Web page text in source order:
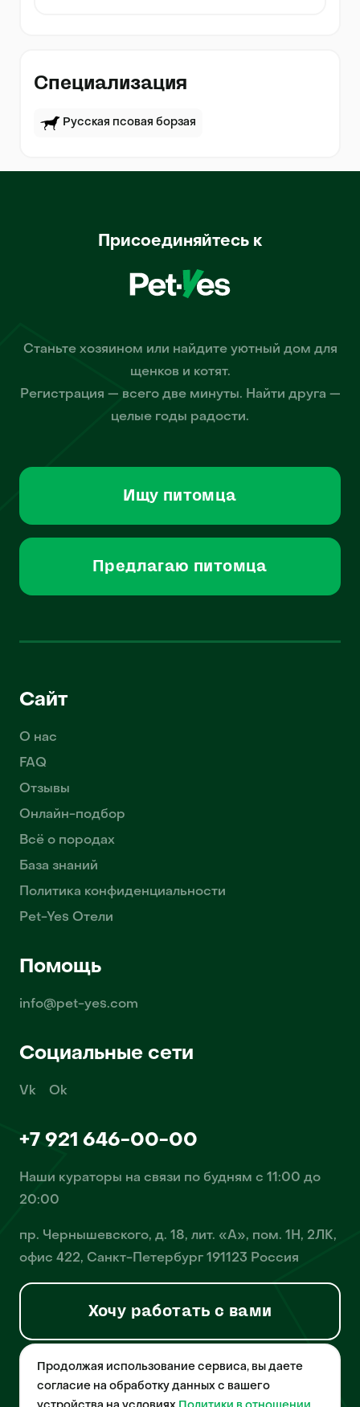
Специализация
Русская псовая борзая
Присоединяйтесь к
Станьте хозяином или найдите уютный дом для
щенков и котят.
Регистрация — всего две минуты. Найти друга —
целые годы радости.
Ищу питомца
Предлагаю питомца
Сайт
О нас
FAQ
Отзывы
Онлайн-подбор
Всё о породах
База знаний
Политика конфиденциальности
Pet-Yes Отели
Помощь
info@pet-yes.com
Социальные сети
Vk Ok
+7 921 646-00-00
Наши кураторы на связи по будням с 11:00 до
20:00
пр. Чернышевского, д. 18, лит. «А», пом. 1Н, 2ЛК,
офис 422, Санкт-Петербург 191123 Россия
Хочу работать с вами
© 2026 Pet-Yes. ООО «Биржа домашних животных «Пет-Ес»
осуществляет деятельность в области информационных
технологий, деятельность по разработке и эксплуатации
Продолжая использование сервиса, вы даете
согласие на обработку данных с вашего